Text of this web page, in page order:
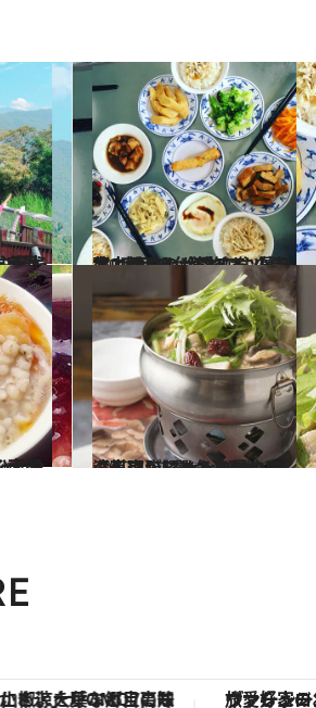
2022.9.22
【2度目の台湾旅は、暮らすように】 台北在住の青木由香さんが愛する 小菜、粉もの、フルーツ
旅＆お出かけ
2019.12.21
【東京】にあるウマい台湾料理店5選 台湾現地スタッフが認めた本場の味
グルメ
ブかき氷」がOMO7高知に登場！生姜、山椒、大葉など目にも舌にも涼を呼ぶ郷土の味 ヴァシュロン・コンスタンタ